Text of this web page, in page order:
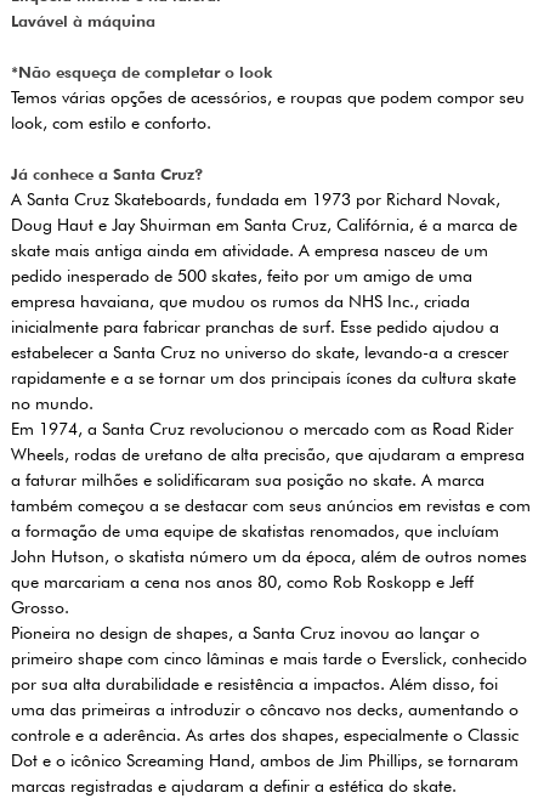
Lavável à máquina
*Não esqueça de completar o look
Temos várias opções de acessórios, e roupas que podem compor seu
look, com estilo e conforto.
Já conhece a Santa Cruz?
A Santa Cruz Skateboards, fundada em 1973 por Richard Novak,
Doug Haut e Jay Shuirman em Santa Cruz, Califórnia, é a marca de
skate mais antiga ainda em atividade. A empresa nasceu de um
pedido inesperado de 500 skates, feito por um amigo de uma
empresa havaiana, que mudou os rumos da NHS Inc., criada
inicialmente para fabricar pranchas de surf. Esse pedido ajudou a
estabelecer a Santa Cruz no universo do skate, levando-a a crescer
rapidamente e a se tornar um dos principais ícones da cultura skate
no mundo.
Em 1974, a Santa Cruz revolucionou o mercado com as Road Rider
Wheels, rodas de uretano de alta precisão, que ajudaram a empresa
a faturar milhões e solidificaram sua posição no skate. A marca
também começou a se destacar com seus anúncios em revistas e com
a formação de uma equipe de skatistas renomados, que incluíam
John Hutson, o skatista número um da época, além de outros nomes
que marcariam a cena nos anos 80, como Rob Roskopp e Jeff
Grosso.
Pioneira no design de shapes, a Santa Cruz inovou ao lançar o
primeiro shape com cinco lâminas e mais tarde o Everslick, conhecido
por sua alta durabilidade e resistência a impactos. Além disso, foi
uma das primeiras a introduzir o côncavo nos decks, aumentando o
controle e a aderência. As artes dos shapes, especialmente o Classic
Dot e o icônico Screaming Hand, ambos de Jim Phillips, se tornaram
marcas registradas e ajudaram a definir a estética do skate.